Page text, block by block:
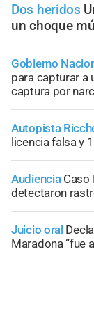
Dos heridos
un choque
Gobierno
para capturar a
captura por
Autopista
licencia falsa y
Audiencia Caso
detectaron
Juicio oral
Maradona “fue